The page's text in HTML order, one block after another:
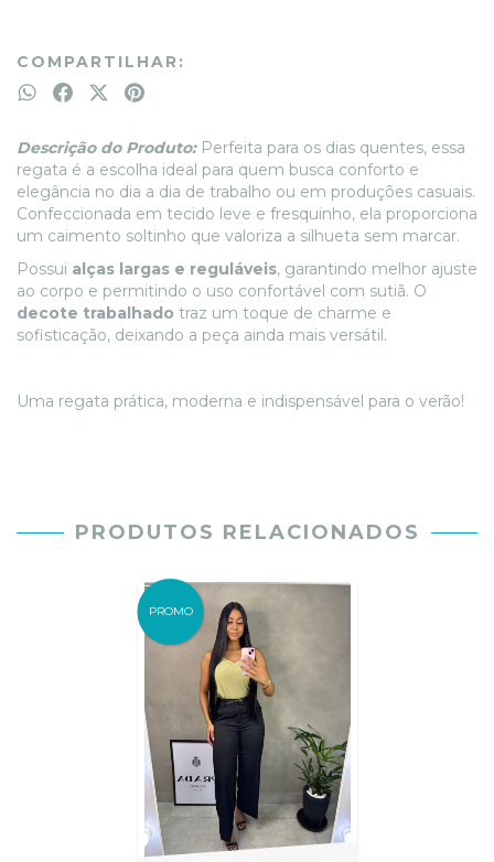
COMPARTILHAR:
Descrição do Produto: Perfeita para os dias quentes, essa
regata é a escolha ideal para quem busca conforto e
elegância no dia a dia de trabalho ou em produções casuais.
Confeccionada em tecido leve e fresquinho, ela proporciona
um caimento soltinho que valoriza a silhueta sem marcar.
Possui alças largas e reguláveis, garantindo melhor ajuste
ao corpo e permitindo o uso confortável com sutiã. O
decote trabalhado traz um toque de charme e
sofisticação, deixando a peça ainda mais versátil.
Uma regata prática, moderna e indispensável para o verão!
PRODUTOS RELACIONADOS
PROMO